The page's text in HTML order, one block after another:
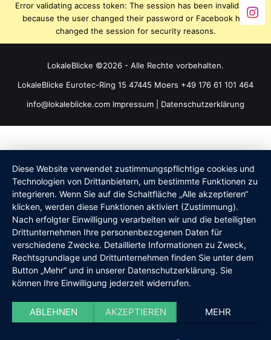
Error validating access token: The session has been invalidated
because the user changed their password or Facebook has
changed the session for security reasons.
LokaleBlicke ©2026 - Alle Rechte vorbehalten.
LokaleBlicke Eurotec-Ring 15 47445 Moers +49 176 61 101 464
info@lokaleblicke.com Impressum Datenschutzerklärung
Diese Website verwendet zustimmungspflichtige cookies und
Technologien von Drittanbietern, um bestimmte Funktionen zu
integrieren. Wenn Sie auf die Schaltfläche „Alle akzeptieren“
klicken, werden diese Funktionen aktiviert (Zustimmung).
Nach erfolgter Einwilligung verarbeiten wir und die beteiligten
Drittunternehmen Ihre personenbezogenen Daten für
verschiedene Zwecke. Detaillierte Informationen zu Zweck,
Rechtsgrundlage und Drittunternehmen finden Sie unter dem
Button „Mehr“ und in unserer Datenschutzerklärung. Sie
können Ihre Einwilligung jederzeit widerrufen.
ABLEHNEN AKZEPTIEREN MEHR